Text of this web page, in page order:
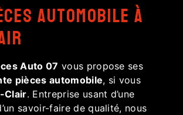
automobile à
Auto 07 vous propose ses
pièces automobile, si vous
Clair. Entreprise usant d’une
savoir-faire de qualité, nous